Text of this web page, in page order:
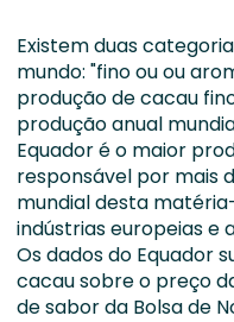
Existem duas
mundo: "fino ou ou
produção de cacau
produção anual
Equador é o maior
responsável por mais
mundial desta
indústrias europeias e
Os dados do Equador
cacau sobre o preço
de sabor da Bolsa de